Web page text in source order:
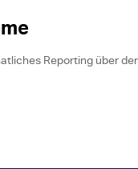
Reporting über